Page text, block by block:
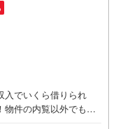
入でいくら借りられ
物件の内覧以外でも、